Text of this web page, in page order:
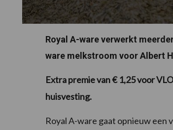
Royal A-ware verwerkt
ware melkstroom voor Albert
Extra premie van € 1,25 voor
huisvesting.
Royal A-ware gaat opnieuw een